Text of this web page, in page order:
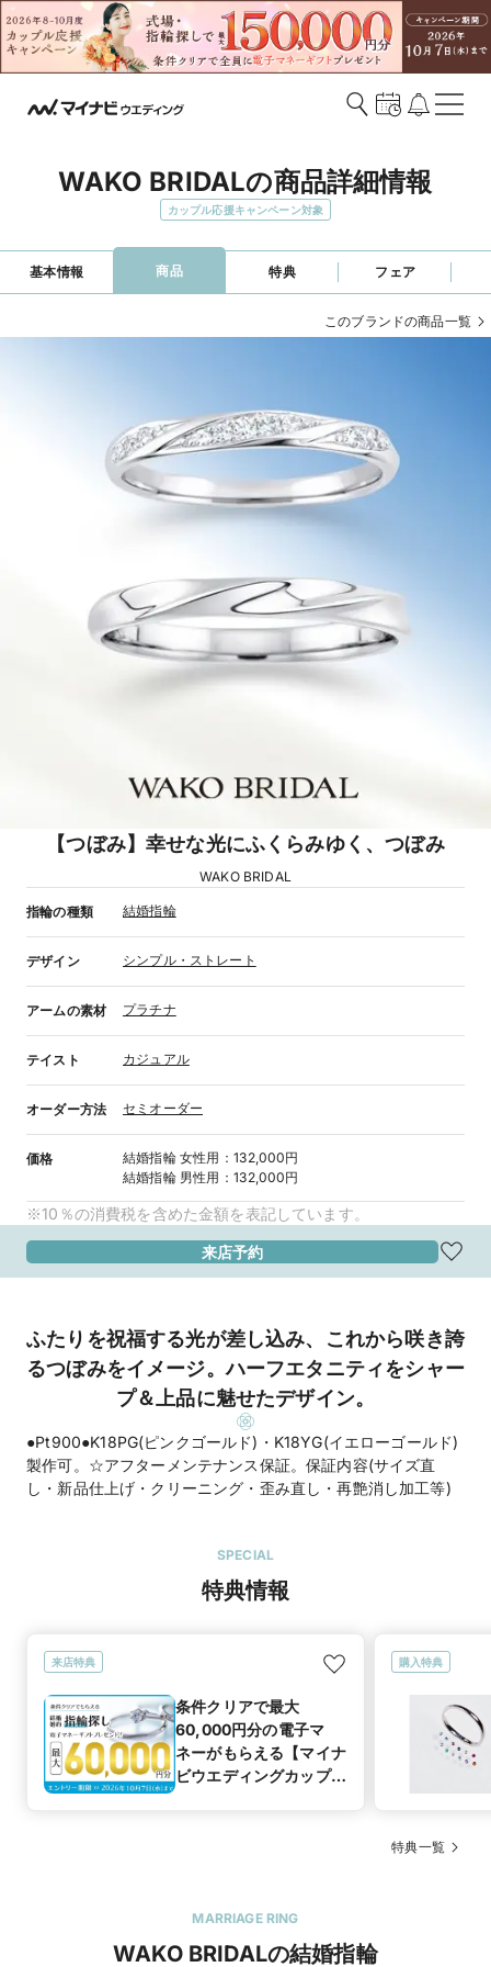
WAKO BRIDALの商品詳細情報
カップル応援キャンペーン対象
基本情報 商品 特典 フェア
このブランドの商品一覧
【つぼみ】幸せな光にふくらみゆく、つぼみ
WAKO BRIDAL
指輪の種類 結婚指輪
デザイン シンプル・ストレート
アームの素材 プラチナ
テイスト カジュアル
オーダー方法 セミオーダー
価格 結婚指輪 女性用 ：132,000円
結婚指輪 男性用 ：132,000円
※10％の消費税を含めた金額を表記しています。
来店予約
ふたりを祝福する光が差し込み、これから咲き誇
るつぼみをイメージ。ハーフエタニティをシャー
プ＆上品に魅せたデザイン。
●Pt900●K18PG(ピンクゴールド)・K18YG(イエローゴールド)
製作可。☆アフターメンテナンス保証。保証内容(サイズ直
し・新品仕上げ・クリーニング・歪み直し・再艶消し加工等)
SPECIAL
特典情報
来店特典
条件クリアで最大
60,000円分の電子マ
ネーがもらえる【マイナ
ビウエディングカップル
購入特典
特典一覧
MARRIAGE RING
WAKO BRIDALの結婚指輪